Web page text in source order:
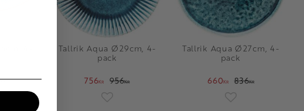
till i favoriter
Tallrik Aqua Ø29cm, 4-
pack
756KR 956KR
Tallrik Aqua Ø27cm, 4-
pack
660KR 836KR
Lägg till i